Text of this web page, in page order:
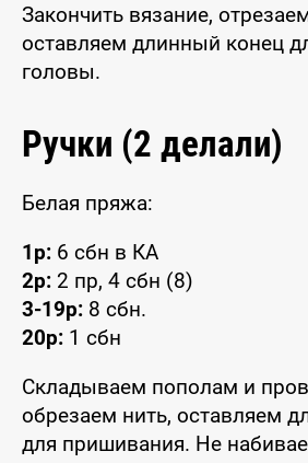
Закончить вязание,
оставляем длинный конец
головы.
Ручки (2 делали)
Белая пряжа:
1р: 6 сбн в КА
2р: 2 пр, 4 сбн (8)
3-19р: 8 сбн.
20р: 1 сбн
Складываем пополам и
обрезаем нить, оставляем
для пришивания. Не